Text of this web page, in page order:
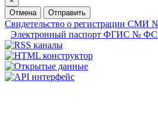
Отмена
Отправить
Свидетельство о регистрации СМИ
Электронный паспорт ФГИС №